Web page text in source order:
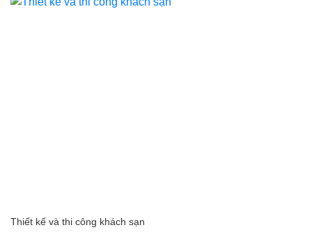
Thiết kế và thi công khách sạn